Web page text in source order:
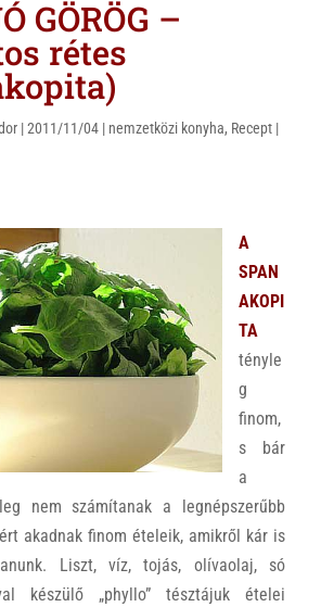
GÖRÖG –
rétes
|2011/11/04| nemzetközi konyha, Recept|
A
SPAN
AKOPI
TA
tényle
g
finom,
s bár
a
nem számítanak a legnépszerűbb
akadnak finom ételeik, amikről kár is
Liszt, víz, tojás, olívaolaj, só
készülő „phyllo” tésztájuk ételei